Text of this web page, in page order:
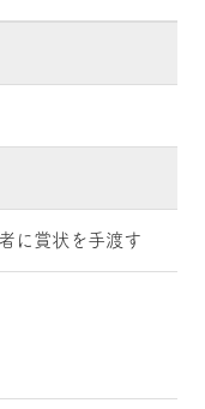
に賞状を手渡す